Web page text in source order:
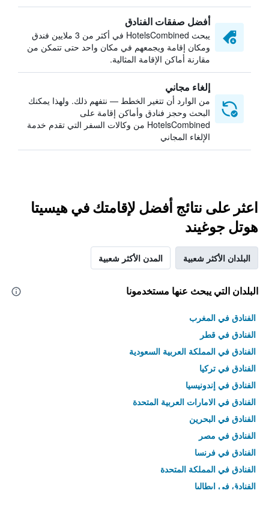
أفضل صفقات الفنادق
يبحث HotelsCombined في أكثر من 3 ملايين فندق
ومكان إقامة ويجمعهم في مكان واحد حتى تتمكن من
مقارنة أماكن الإقامة المثالية.
إلغاء مجاني
من الوارد أن تتغير الخطط — نتفهم ذلك. ولهذا يمكنك
البحث وحجز فنادق وأماكن إقامة على
HotelsCombined من وكالات السفر التي تقدم خدمة
الإلغاء المجاني
اعثر على نتائج أفضل لإقامتك في هيسيتا
هوتل جوغيند
البلدان الأكثر شعبية المدن الأكثر شعبية
البلدان التي يبحث عنها مستخدمونا
الفنادق في المغرب
الفنادق في قطر
الفنادق في المملكة العربية السعودية
الفنادق في تركيا
الفنادق في إندونيسيا
الفنادق في الامارات العربية المتحدة
الفنادق في البحرين
الفنادق في مصر
الفنادق في فرنسا
الفنادق في المملكة المتحدة
الفنادق في إيطاليا